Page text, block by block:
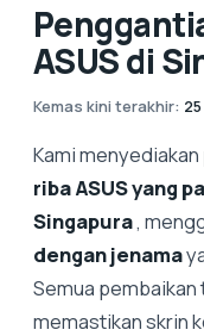
ASUS di
Kemas kini terakhir:
Kami menyediakan
riba ASUS yang
Singapura,
dengan jenama
Semua
memastikan skrin